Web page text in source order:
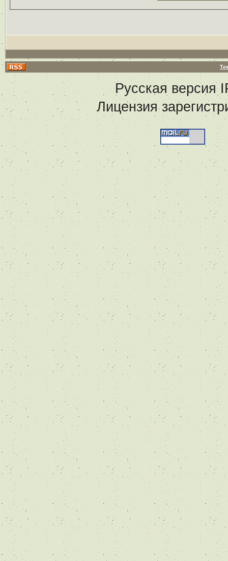
Русская версия
Лицензия